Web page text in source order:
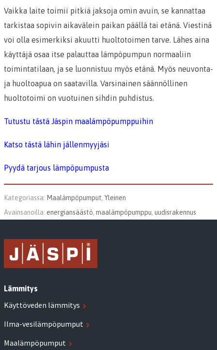
Vaikka laite toimii pitkiä jaksoja omin avuin, se kannattaa
tarkistaa sopivin aikavälein paikan päällä tai etänä. Viestinä
voi olla esimerkiksi akuutti huoltotoimen tarve. Lähes aina
käyttäjä osaa itse palauttaa lämpöpumpun normaaliin
toimintatilaan, ja se luonnistuu myös etänä. Myös neuvonta-
ja huoltoapua on saatavilla. Varsinainen säännöllinen
huoltotoimi on vuotuinen sihdin puhdistus.
Tutustu tästä Jäspin maalämpöpumppuihin
Katso tästä lähin jällenmyyjäsi
Pyydä tarjous lämpöpumpusta
Kategoriassa: Maalämpöpumput, Yleinen
Avainsanoilla: energiansäästö, maalämpöpumppu, uudisrakennus
Lämmitys
Käyttöveden lämmitys
Ilma-vesilämpöpumput
Maalämpöpumput